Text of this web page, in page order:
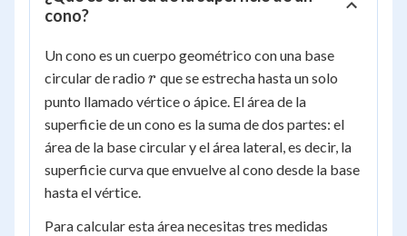
cono?
Un cono es un cuerpo geométrico con una base
circular de radio r
r que se estrecha hasta un solo
punto llamado vértice o ápice. El área de la
superficie de un cono es la suma de dos partes: el
área de la base circular y el área lateral, es decir, la
superficie curva que envuelve al cono desde la base
hasta el vértice.
Para calcular esta área necesitas tres medidas